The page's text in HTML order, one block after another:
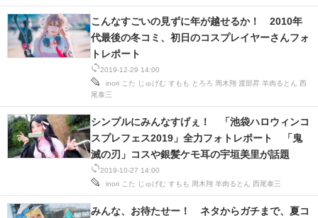
2019-12-29 14:00
inori こた じゅげむ すもも とろろ 周木翔 渡部昇 羊肉るとん 西
尾泰三
こんなすごいの見ずに年が越せるか！ 2010年
代最後の冬コミ、初日のコスプレイヤーさんフォ
トレポート
2019-10-27 14:00
inori こた じゅげむ すもも 周木翔 羊肉るとん 西尾泰三
シンプルにみんなすげぇ！ 「池袋ハロウィンコ
スプレフェス2019」全力フォトレポート 「鬼
滅の刃」コスや銀髪ケモ耳の宇垣美里が話題
みんな、お待たせー！ ネタからガチまで、夏コ